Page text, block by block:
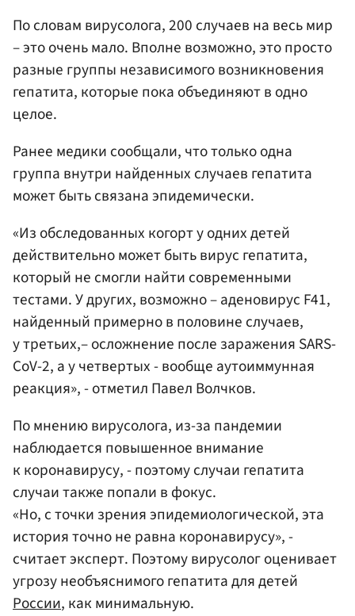
По словам вирусолога, 200 случаев на весь мир
– это очень мало. Вполне возможно, это просто
разные группы независимого возникновения
гепатита, которые пока объединяют в одно
целое.
Ранее медики сообщали, что только одна
группа внутри найденных случаев гепатита
может быть связана эпидемически.
«Из обследованных когорт у одних детей
действительно может быть вирус гепатита,
который не смогли найти современными
тестами. У других, возможно – аденовирус F41,
найденный примерно в половине случаев,
у третьих,– осложнение после заражения SARS-
CoV-2, а у четвертых - вообще аутоиммунная
реакция», - отметил Павел Волчков.
По мнению вирусолога, из-за пандемии
наблюдается повышенное внимание
к коронавирусу, - поэтому случаи гепатита
случаи также попали в фокус.
«Но, с точки зрения эпидемиологической, эта
история точно не равна коронавирусу», -
считает эксперт. Поэтому вирусолог оценивает
угрозу необъяснимого гепатита для детей
России, как минимальную.